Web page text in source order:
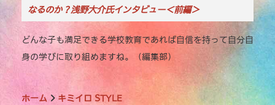
なるのか？浅野大介氏インタビュー＜前編＞
どんな子も満足できる学校教育であれば自信を持って自分自
身の学びに取り組めますね。（編集部）
ホーム キミイロ STYLE